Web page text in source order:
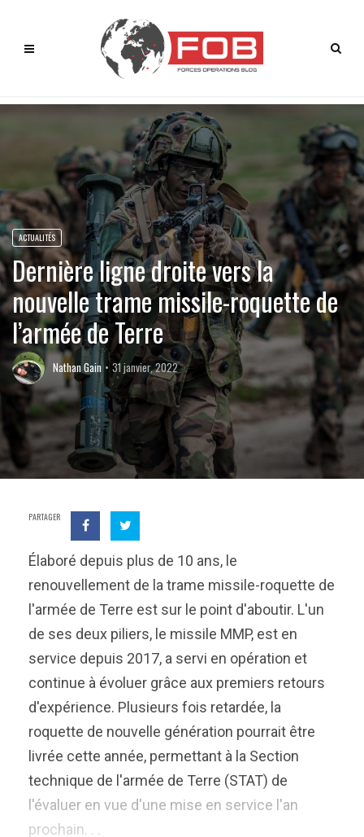
ACTUALITÉS
Dernière ligne droite vers la
nouvelle trame missile-roquette de
l’armée de Terre
Nathan Gain 31 janvier, 2022
PARTAGER
Élaboré depuis plus de 10 ans, le
renouvellement de la trame missile-roquette de
l'armée de Terre est sur le point d'aboutir. L'un
de ses deux piliers, le missile MMP, est en
service depuis 2017, a servi en opération et
continue à évoluer grâce aux premiers retours
d'expérience. Plusieurs fois retardée, la
roquette de nouvelle génération pourrait être
livrée cette année, permettant à la Section
technique de l'armée de Terre (STAT) de
l'évaluer en vue d'une mise en service l'an
prochain. . .